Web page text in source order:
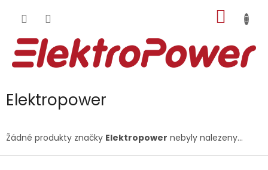
KOŠÍK
Elektropower
Žádné produkty značky Elektropower nebyly nalezeny...
Z